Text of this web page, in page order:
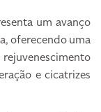
um avanço
oferecendo uma
e cicatrizes